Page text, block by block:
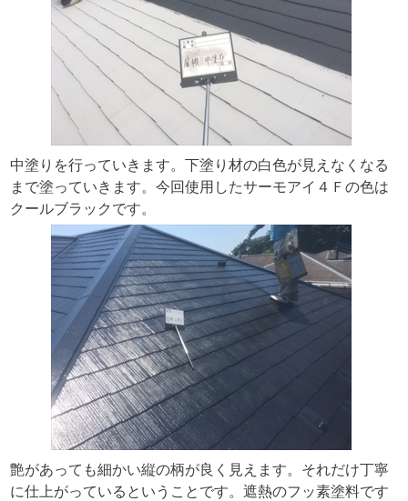
中塗りを行っていきます。下塗り材の白色が見えなくなる
まで塗っていきます。今回使用したサーモアイ４Ｆの色は
クールブラックです。
艶があっても細かい縦の柄が良く見えます。それだけ丁寧
に仕上がっているということです。遮熱のフッ素塗料です